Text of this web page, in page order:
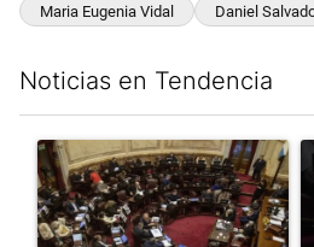
Maria Eugenia Vidal Daniel
Noticias en Tendencia
Un artículo de tendencia con el